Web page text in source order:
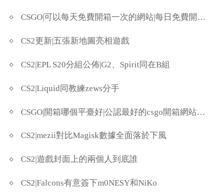
CSGO|可以每天免費開箱一次的網站|每日免費開箱網站分享
CS2更新|五張新地圖亮相遊戲
CS2|EPL S20分組公佈|G2、Spirit同在B組
CS2|Liquid同教練zews分手
CSGO|開箱哪個平臺好|公認最好的csgo開箱網站推薦
CS2|mezii對比Magisk數據全面落於下風
CS2|遊戲封面上的兩個人到底誰
CS2|Falcons有意簽下m0NESY和NiKo